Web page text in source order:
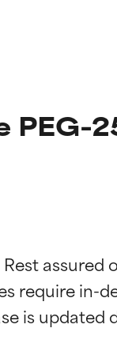
PEG-
require in-
der
der